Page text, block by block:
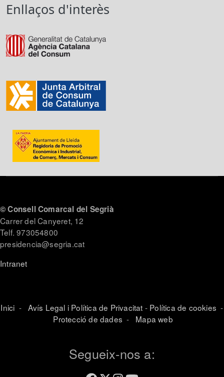
Enllaços d'interès
© Consell Comarcal del Segrià
Carrer del Canyeret, 12
Telf. 973054800
presidencia@segria.cat
Intranet
Inici - Avís Legal i Política de Privacitat - Política de cookies -
Protecció de dades - Mapa web
Segueix-nos a: